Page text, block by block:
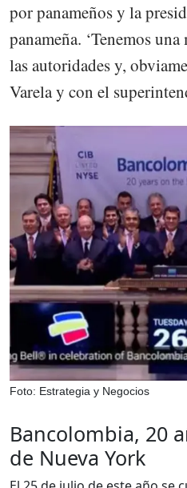
por panameños y la
panameña. ‘Tenemos
las autoridades y,
Varela y con el
Foto: Estrategia y Negocios
Bancolombia, 20
de Nueva York